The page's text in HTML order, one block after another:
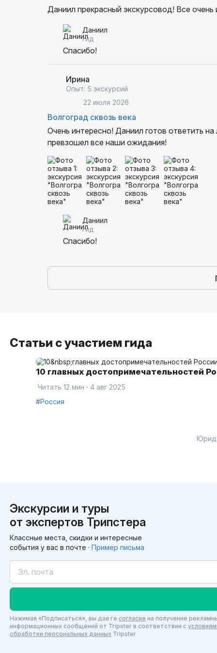
Даниил прекрасный экскурсовод! Все
Даниил
гид
Спасибо!
Ирина
Опыт: 5 экскурсий
22 июля 2026
Волгоград сквозь века
Очень интересно! Даниил готов ответить
превзошел все наши ожидания!
Даниил
гид
Спасибо!
Статьи с участием гида
10 главных до­сто­при­ме­ча­тель­но­стей
Читать 12 мин · 4 авг 2025
#Россия
Экскурсии и туры
от экспертов Трипстера
Классные места, скидки и интересные
события у вас в почте · Пример письма
Нажимая «Подписаться», вы даете согласие на получение
информационных сообщений от Tripster в соответствии c
обработки персональных данных Tripster